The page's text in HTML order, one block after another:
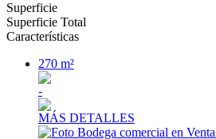
Superficie
Superficie Total
Características
270 m²
-
MÁS DETALLES